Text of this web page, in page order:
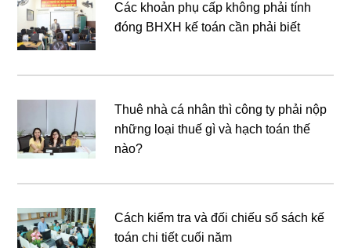
Các khoản phụ cấp không phải tính
đóng BHXH kế toán cần phải biết
Thuê nhà cá nhân thì công ty phải nộp
những loại thuế gì và hạch toán thế
nào?
Cách kiểm tra và đối chiếu sổ sách kế
toán chi tiết cuối năm